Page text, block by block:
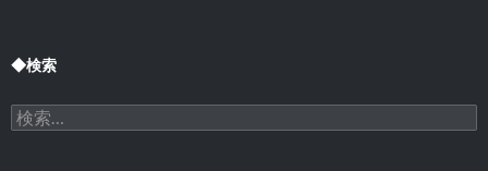
◆検索
検
索: